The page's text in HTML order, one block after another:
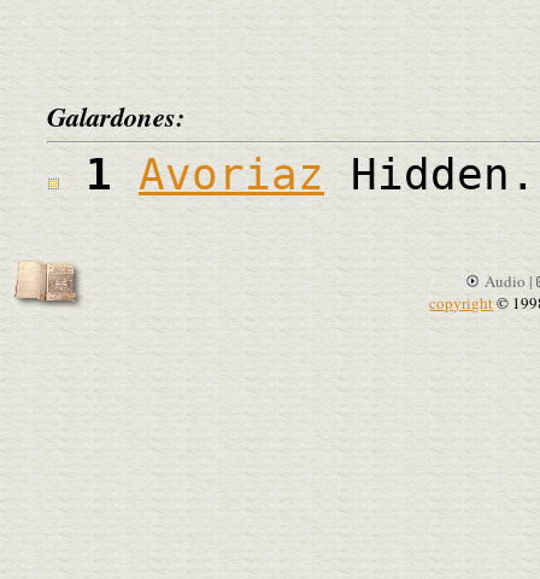
Galardones:
1Avoriaz
Audio |
copyright©